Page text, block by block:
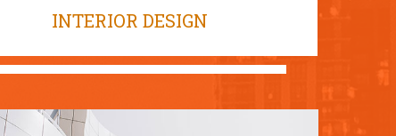
INTERIOR DESIGN